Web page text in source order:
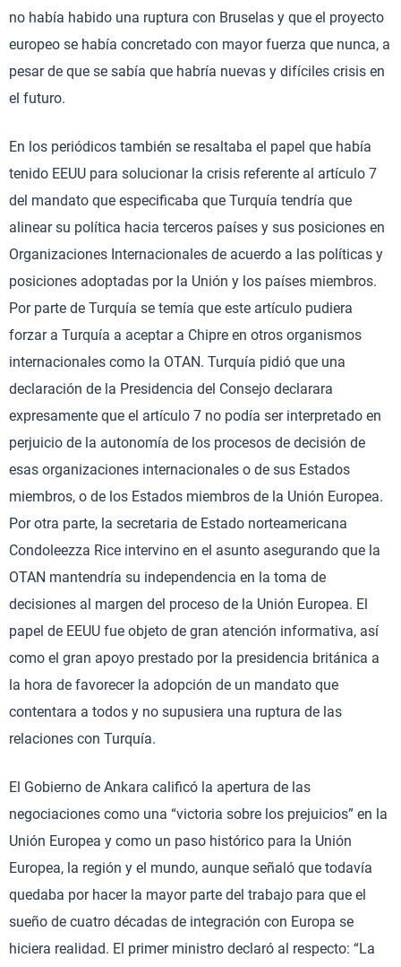
no había habido una ruptura con Bruselas y que el proyecto
europeo se había concretado con mayor fuerza que nunca, a
pesar de que se sabía que habría nuevas y difíciles crisis en
el futuro.
En los periódicos también se resaltaba el papel que había
tenido EEUU para solucionar la crisis referente al artículo 7
del mandato que especificaba que Turquía tendría que
alinear su política hacia terceros países y sus posiciones en
Organizaciones Internacionales de acuerdo a las políticas y
posiciones adoptadas por la Unión y los países miembros.
Por parte de Turquía se temía que este artículo pudiera
forzar a Turquía a aceptar a Chipre en otros organismos
internacionales como la OTAN. Turquía pidió que una
declaración de la Presidencia del Consejo declarara
expresamente que el artículo 7 no podía ser interpretado en
perjuicio de la autonomía de los procesos de decisión de
esas organizaciones internacionales o de sus Estados
miembros, o de los Estados miembros de la Unión Europea.
Por otra parte, la secretaria de Estado norteamericana
Condoleezza Rice intervino en el asunto asegurando que la
OTAN mantendría su independencia en la toma de
decisiones al margen del proceso de la Unión Europea. El
papel de EEUU fue objeto de gran atención informativa, así
como el gran apoyo prestado por la presidencia británica a
la hora de favorecer la adopción de un mandato que
contentara a todos y no supusiera una ruptura de las
relaciones con Turquía.
El Gobierno de Ankara calificó la apertura de las
negociaciones como una “victoria sobre los prejuicios” en la
Unión Europea y como un paso histórico para la Unión
Europea, la región y el mundo, aunque señaló que todavía
quedaba por hacer la mayor parte del trabajo para que el
sueño de cuatro décadas de integración con Europa se
hiciera realidad. El primer ministro declaró al respecto: “La